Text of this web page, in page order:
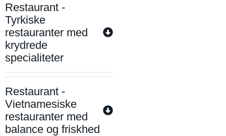
Restaurant -
Tyrkiske
restauranter med
krydrede
specialiteter
Restaurant -
Vietnamesiske
restauranter med
balance og friskhed